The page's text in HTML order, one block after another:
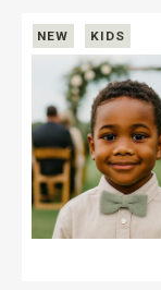
NEW KIDS